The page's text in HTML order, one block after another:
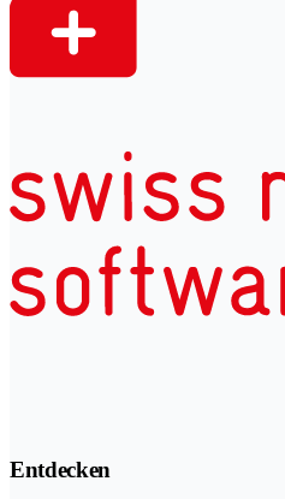
Entdecken